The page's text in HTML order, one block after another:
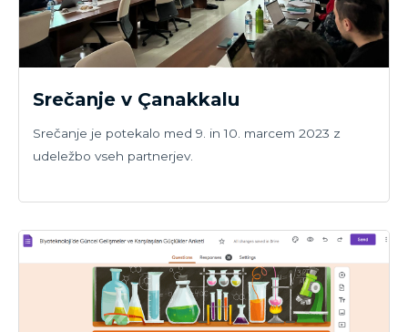
Srečanje v Çanakkalu
Srečanje je potekalo med 9. in 10. marcem 2023 z
udeležbo vseh partnerjev.